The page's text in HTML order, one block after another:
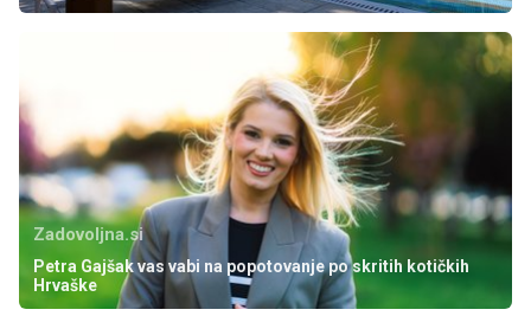
Zadovoljna.si
Petra Gajšak vas vabi na popotovanje po skritih kotičkih
Hrvaške